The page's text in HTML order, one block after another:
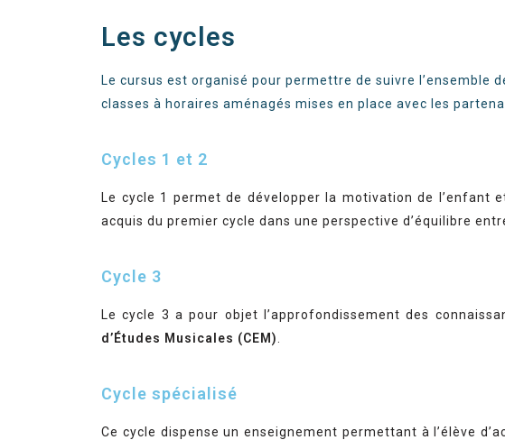
Les cycles
Le cursus est organisé pour permettre de suivre l’ensemble
classes à horaires aménagés mises en place avec les
Cycles 1 et 2
Le cycle 1 permet de développer la motivation de l’enfant
acquis du premier cycle dans une perspective d’équilibre
Cycle 3
Le cycle 3 a pour objet l’approfondissement des
d’Études Musicales (CEM)
Cycle spécialisé
Ce cycle dispense un enseignement permettant à l’élève